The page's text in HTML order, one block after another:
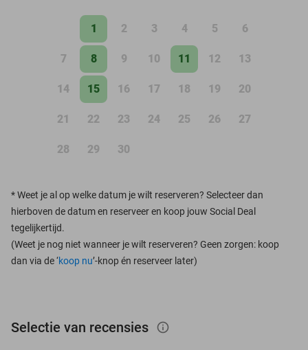
1 2 3 4 5 6
7 8 9 10 11 12 13
14 15 16 17 18 19 20
21 22 23 24 25 26 27
28 29 30
*Weet je al op welke datum je wilt reserveren? Selecteer dan
hierboven de datum en reserveer en koop jouw Social Deal
tegelijkertijd.
(Weet je nog niet wanneer je wilt reserveren? Geen zorgen: koop
dan via de ‘koop nu’-knop én reserveer later)
Selectie van recensies info_outlined